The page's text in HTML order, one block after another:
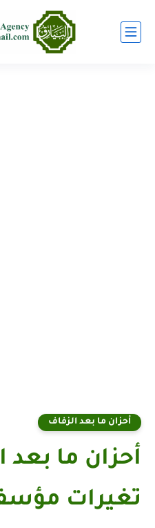
أحزان ما بعد الزفاف
تغيرات